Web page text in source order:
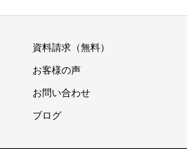
資料請求（無料）
お客様の声
お問い合わせ
ブログ